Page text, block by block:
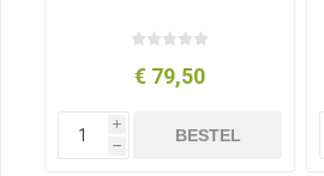
€ 79,50
i
h
BESTEL